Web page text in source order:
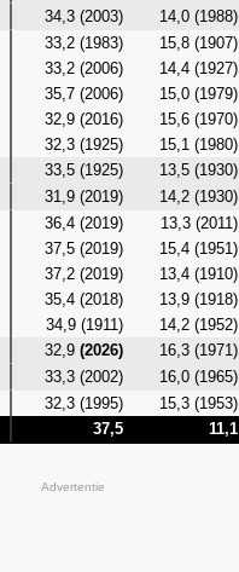
34,3 (2003) 14,0 (1988)
33,2 (1983) 15,8 (1907)
33,2 (2006) 14,4 (1927)
35,7 (2006) 15,0 (1979)
32,9 (2016) 15,6 (1970)
32,3 (1925) 15,1 (1980)
33,5 (1925) 13,5 (1930)
31,9 (2019) 14,2 (1930)
36,4 (2019) 13,3 (2011)
37,5 (2019) 15,4 (1951)
37,2 (2019) 13,4 (1910)
35,4 (2018) 13,9 (1918)
34,9 (1911) 14,2 (1952)
32,9 (2026) 16,3 (1971)
33,3 (2002) 16,0 (1965)
32,3 (1995) 15,3 (1953)
37,5 11,1
Advertentie